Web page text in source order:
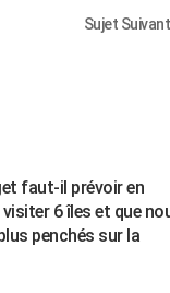
Sujet Suivant
faut-il prévoir en
6 îles et que
penchés sur la